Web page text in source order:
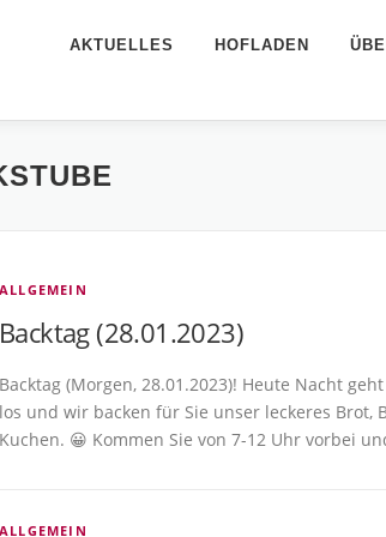
AKTUELLES HOFLADEN
ALLGEMEIN
Backtag (28.01.2023)
Backtag (Morgen, 28.01.2023)! Heute Nacht
los und wir backen für Sie unser leckeres Brot,
Kuchen. 😀 Kommen Sie von 7-12 Uhr vorbei
ALLGEMEIN